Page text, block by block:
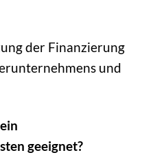
der Finanzierung
und
geeignet?